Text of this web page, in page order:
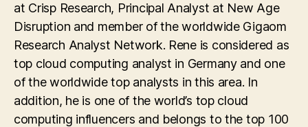
at Crisp Research, Principal Analyst at New Age
Disruption and member of the worldwide Gigaom
Research Analyst Network. Rene is considered as
top cloud computing analyst in Germany and one
of the worldwide top analysts in this area. In
addition, he is one of the world’s top cloud
computing influencers and belongs to the top 100